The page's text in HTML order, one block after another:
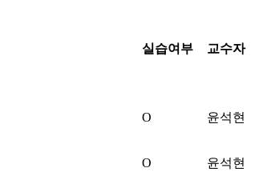
실습여부 교수자
O 윤석현
O 윤석현